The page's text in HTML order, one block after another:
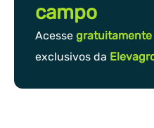
campo
Acesse gratuitamente
exclusivos da